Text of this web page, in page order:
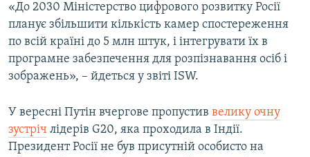
«До 2030 Міністерство цифрового розвитку Росії
планує збільшити кількість камер спостереження
по всій країні до 5 млн штук, і інтегрувати їх в
програмне забезпечення для розпізнавання осіб і
зображень», – йдеться у звіті ISW.
У вересні Путін вчергове пропустив велику очну
зустріч лідерів G20, яка проходила в Індії.
Президент Росії не був присутній особисто на